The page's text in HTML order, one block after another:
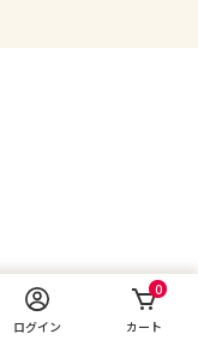
ログイン
0
カート